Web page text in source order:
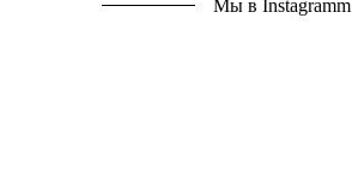
Мы в Instagramm